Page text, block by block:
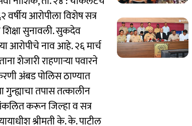
आरोपीला विशेष सत्र
शिक्षा सुनावली. सुकदेव
आरोपीचे नाव आहे. २६ मार्च
शेजारी राहणाऱ्या पवारने
अंबड पोलिस ठाण्यात
तपास तत्कालीन
करून जिल्हा व सत्र
श्रीमती के. के. पाटील